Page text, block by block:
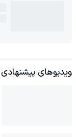
ویدیوهای پیشنهادی